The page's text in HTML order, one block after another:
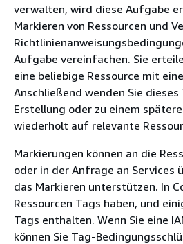
verwalten, wird diese Aufgabe
Markieren von Ressourcen und
Aufgabe vereinfachen. Sie
eine beliebige Ressource mit
Anschließend wenden Sie
Erstellung oder zu einem
wiederholt auf relevante
Markierungen können an die
oder in der Anfrage an Services
das Markieren unterstützen. In
Ressourcen Tags haben, und
Tags enthalten. Wenn Sie eine
können Sie Tag-